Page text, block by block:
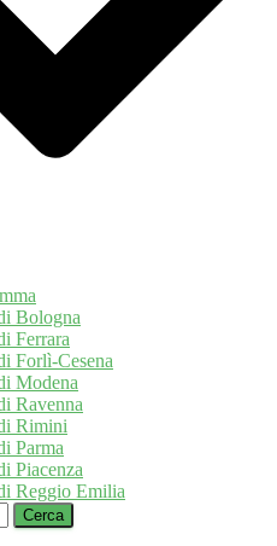
Bologna
Ferrara
Forlì-Cesena
Modena
Ravenna
Rimini
Parma
Piacenza
Reggio Emilia